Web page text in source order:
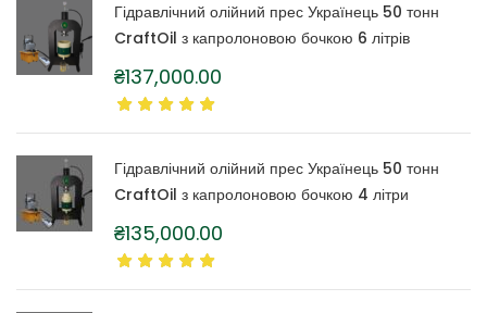
Гідравлічний олійний прес Українець 50 тонн
CraftOil з капролоновою бочкою 6 літрів
₴137,000.00
Гідравлічний олійний прес Українець 50 тонн
CraftOil з капролоновою бочкою 4 літри
₴135,000.00